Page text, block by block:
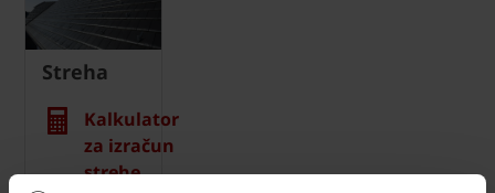
Streha
Kalkulator
za izračun
strehe